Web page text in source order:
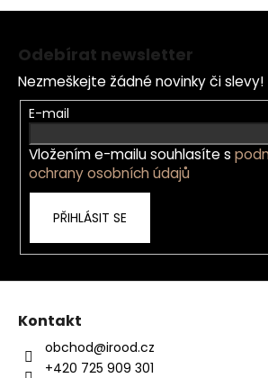
í
Odebírat newsletter
Nezmeškejte žádné novinky či slevy!
E-mail
Vložením e-mailu souhlasíte s
ochrany osobních údajů
PŘIHLÁSIT SE
Kontakt
obchod@irood.cz
+420 725 909 301